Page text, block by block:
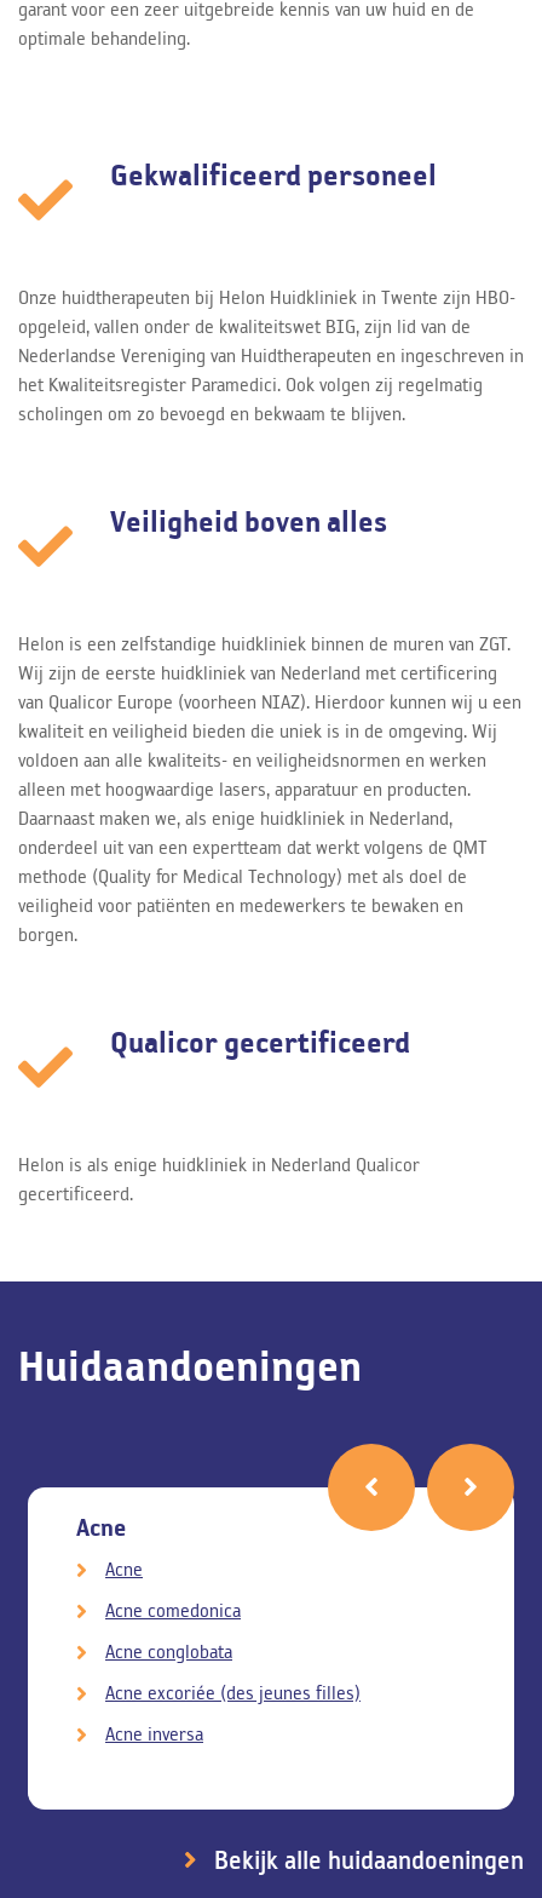
garant voor een zeer uitgebreide kennis van uw huid en de
optimale behandeling.
Gekwalificeerd personeel
Onze huidtherapeuten bij Helon Huidkliniek in Twente zijn HBO-
opgeleid, vallen onder de kwaliteitswet BIG, zijn lid van de
Nederlandse Vereniging van Huidtherapeuten en ingeschreven in
het Kwaliteitsregister Paramedici. Ook volgen zij regelmatig
scholingen om zo bevoegd en bekwaam te blijven.
Veiligheid boven alles
Helon is een zelfstandige huidkliniek binnen de muren van ZGT.
Wij zijn de eerste huidkliniek van Nederland met certificering
van Qualicor Europe (voorheen NIAZ). Hierdoor kunnen wij u een
kwaliteit en veiligheid bieden die uniek is in de omgeving. Wij
voldoen aan alle kwaliteits- en veiligheidsnormen en werken
alleen met hoogwaardige lasers, apparatuur en producten.
Daarnaast maken we, als enige huidkliniek in Nederland,
onderdeel uit van een expertteam dat werkt volgens de QMT
methode (Quality for Medical Technology) met als doel de
veiligheid voor patiënten en medewerkers te bewaken en
borgen.
Qualicor gecertificeerd
Helon is als enige huidkliniek in Nederland Qualicor
gecertificeerd.
Huidaandoeningen
Acne
Acne
Acne comedonica
Acne conglobata
Acne excoriée (des jeunes filles)
Acne inversa
Bekijk alle huidaandoeningen